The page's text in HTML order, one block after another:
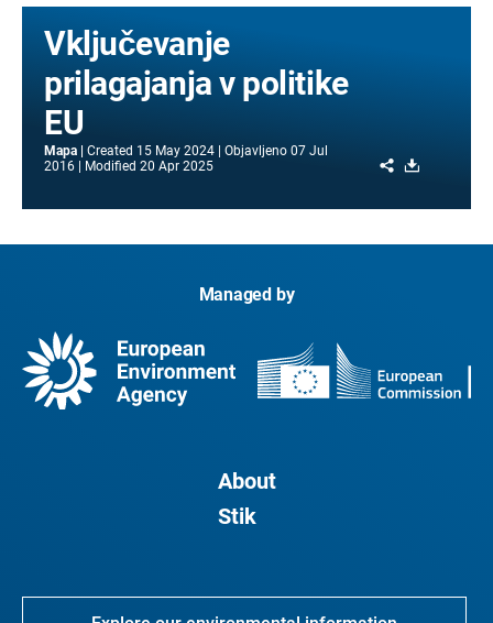
Vključevanje
prilagajanja v politike
EU
Mapa Created 15 May 2024 Objavljeno 07 Jul
2016
Modified 20 Apr 2025 Share
Managed by
About
Stik